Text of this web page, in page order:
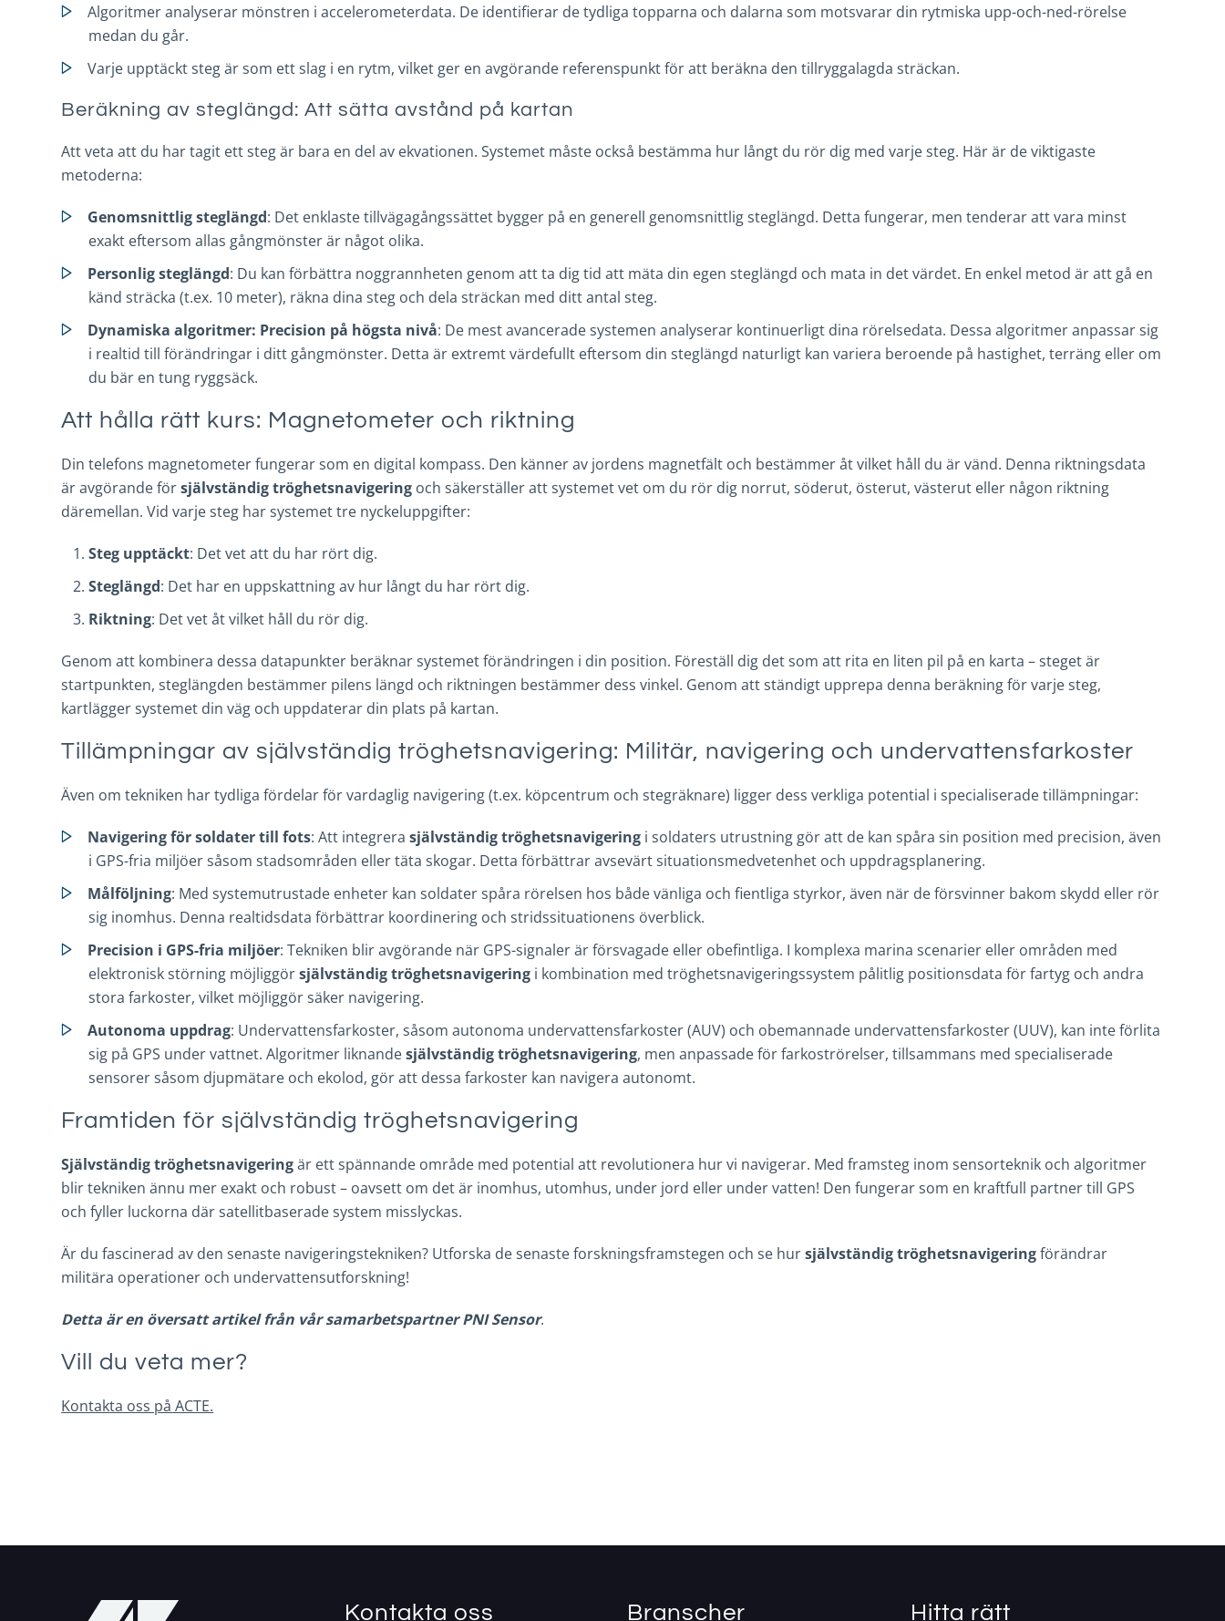
Algoritmer analyserar mönstren i accelerometerdata. De identifierar de tydliga topparna och dalarna som motsvarar din rytmiska upp-och-ned-rörelse
medan du går.
Varje upptäckt steg är som ett slag i en rytm, vilket ger en avgörande referenspunkt för att beräkna den tillryggalagda sträckan.
Beräkning av steglängd: Att sätta avstånd på kartan
Att veta att du har tagit ett steg är bara en del av ekvationen. Systemet måste också bestämma hur långt du rör dig med varje steg. Här är de viktigaste
metoderna:
Genomsnittlig steglängd: Det enklaste tillvägagångssättet bygger på en generell genomsnittlig steglängd. Detta fungerar, men tenderar att vara minst
exakt eftersom allas gångmönster är något olika.
Personlig steglängd: Du kan förbättra noggrannheten genom att ta dig tid att mäta din egen steglängd och mata in det värdet. En enkel metod är att gå en
känd sträcka (t.ex. 10 meter), räkna dina steg och dela sträckan med ditt antal steg.
Dynamiska algoritmer: Precision på högsta nivå: De mest avancerade systemen analyserar kontinuerligt dina rörelsedata. Dessa algoritmer anpassar sig
i realtid till förändringar i ditt gångmönster. Detta är extremt värdefullt eftersom din steglängd naturligt kan variera beroende på hastighet, terräng eller om
du bär en tung ryggsäck.
Att hålla rätt kurs: Magnetometer och riktning
Din telefons magnetometer fungerar som en digital kompass. Den känner av jordens magnetfält och bestämmer åt vilket håll du är vänd. Denna riktningsdata
är avgörande försjälvständig tröghetsnavigering och säkerställer att systemet vet om du rör dig norrut, söderut, österut, västerut eller någon riktning
däremellan. Vid varje steg har systemet tre nyckeluppgifter:
Steg upptäckt: Det vet att du har rört dig.
Steglängd: Det har en uppskattning av hur långt du har rört dig.
Riktning: Det vet åt vilket håll du rör dig.
Genom att kombinera dessa datapunkter beräknar systemet förändringen i din position. Föreställ dig det som att rita en liten pil på en karta – steget är
startpunkten, steglängden bestämmer pilens längd och riktningen bestämmer dess vinkel. Genom att ständigt upprepa denna beräkning för varje steg,
kartlägger systemet din väg och uppdaterar din plats på kartan.
Tillämpningar av självständig tröghetsnavigering: Militär, navigering och undervattensfarkoster
Även om tekniken har tydliga fördelar för vardaglig navigering (t.ex. köpcentrum och stegräknare) ligger dess verkliga potential i specialiserade tillämpningar:
Navigering för soldater till fots: Att integrerasjälvständig tröghetsnavigering i soldaters utrustning gör att de kan spåra sin position med precision, även
i GPS-fria miljöer såsom stadsområden eller täta skogar. Detta förbättrar avsevärt situationsmedvetenhet och uppdragsplanering.
Målföljning: Med systemutrustade enheter kan soldater spåra rörelsen hos både vänliga och fientliga styrkor, även när de försvinner bakom skydd eller rör
sig inomhus. Denna realtidsdata förbättrar koordinering och stridssituationens överblick.
Precision i GPS-fria miljöer: Tekniken blir avgörande när GPS-signaler är försvagade eller obefintliga. I komplexa marina scenarier eller områden med
elektronisk störning möjliggörsjälvständig tröghetsnavigering i kombination med tröghetsnavigeringssystem pålitlig positionsdata för fartyg och andra
stora farkoster, vilket möjliggör säker navigering.
Autonoma uppdrag: Undervattensfarkoster, såsom autonoma undervattensfarkoster (AUV) och obemannade undervattensfarkoster (UUV), kan inte förlita
sig på GPS under vattnet. Algoritmer liknandesjälvständig tröghetsnavigering, men anpassade för farkoströrelser, tillsammans med specialiserade
sensorer såsom djupmätare och ekolod, gör att dessa farkoster kan navigera autonomt.
Framtiden för självständig tröghetsnavigering
Självständig tröghetsnavigeringär ett spännande område med potential att revolutionera hur vi navigerar. Med framsteg inom sensorteknik och algoritmer
blir tekniken ännu mer exakt och robust – oavsett om det är inomhus, utomhus, under jord eller under vatten! Den fungerar som en kraftfull partner till GPS
och fyller luckorna där satellitbaserade system misslyckas.
Är du fascinerad av den senaste navigeringstekniken? Utforska de senaste forskningsframstegen och se hursjälvständig tröghetsnavigeringförändrar
militära operationer och undervattensutforskning!
Detta är en översatt artikel från vår samarbetspartnerPNI Sensor.
Vill du veta mer?
Kontakta oss på ACTE.
Kontakta oss Branscher Hitta rätt